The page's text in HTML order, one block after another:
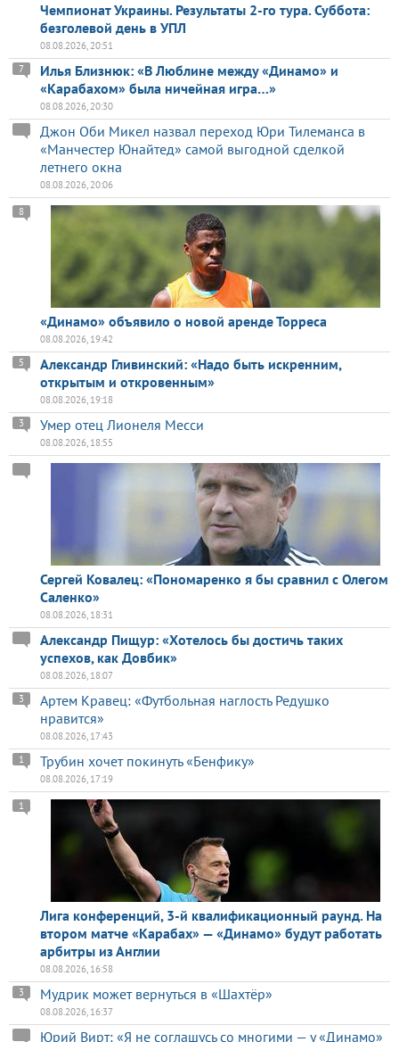
Чемпионат Украины. Результаты 2-го тура. Суббота:
безголевой день в УПЛ
08.08.2026, 20:51
Илья Близнюк: «В Люблине между «Динамо» и
«Карабахом» была ничейная игра…»
7
08.08.2026, 20:30
Джон Оби Микел назвал переход Юри Тилеманса в
«Манчестер Юнайтед» самой выгодной сделкой
летнего окна
08.08.2026, 20:06
«Динамо» объявило о новой аренде Торреса
8
08.08.2026, 19:42
Александр Гливинский: «Надо быть искренним,
открытым и откровенным»
5
08.08.2026, 19:18
Умер отец Лионеля Месси
3
08.08.2026, 18:55
Сергей Ковалец: «Пономаренко я бы сравнил с Олегом
Саленко»
08.08.2026, 18:31
Александр Пищур: «Хотелось бы достичь таких
успехов, как Довбик»
08.08.2026, 18:07
Артем Кравец: «Футбольная наглость Редушко
нравится»
3
08.08.2026, 17:43
Трубин хочет покинуть «Бенфику»
1
08.08.2026, 17:19
Лига конференций, 3-й квалификационный раунд. На
втором матче «Карабах» — «Динамо» будут работать
арбитры из Англии
1
08.08.2026, 16:58
Мудрик может вернуться в «Шахтёр»
3
08.08.2026, 16:37
Юрий Вирт: «Я не соглашусь со многими — у «Динамо»